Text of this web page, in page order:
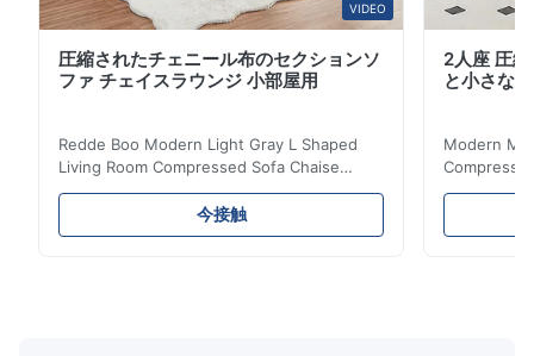
VIDEO
圧縮されたチェニール布のセクションソ
ファ チェイスラウンジ 小部屋用
Redde Boo Modern Light Gray L Shaped
Living Room Compressed Sofa Chaise
Lounge Product Overview High resilience
soft sectional sofa designed for small
spaces, featuring a contemporary light gray
今接触
2人座 圧
と小さな
Modern
Room